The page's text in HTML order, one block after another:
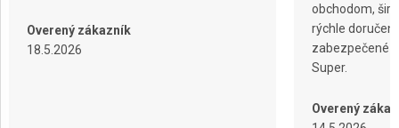
Overený zákazník
18.5.2026
obchodom,
rýchle
zabezpečené
Super.
Overený